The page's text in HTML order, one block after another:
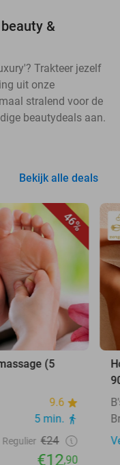
&
Trakteer jezelf
uit onze
stralend voor de
beautydeals aan.
Bekijk alle deals
46%
(5
9.6
5 min.
Regulier €24
€12,90